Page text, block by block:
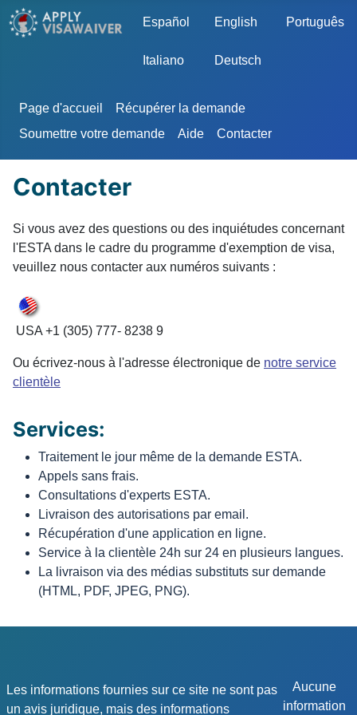
Sélectionnez votre langue
Español English Português
Italiano Deutsch
Page d'accueil
Récupérer la demande
Soumettre votre demande
Aide Contacter
Contacter
Si vous avez des questions ou des inquiétudes concernant
l'ESTA dans le cadre du programme d'exemption de visa,
veuillez nous contacter aux numéros suivants :
USA +1 (305) 777- 8238 9
Ou écrivez-nous à l'adresse électronique de notre service
clientèle
Services:
Traitement le jour même de la demande ESTA.
Appels sans frais.
Consultations d'experts ESTA.
Livraison des autorisations par email.
Récupération d'une application en ligne.
Service à la clientèle 24h sur 24 en plusieurs langues.
La livraison via des médias substituts sur demande
(HTML, PDF, JPEG, PNG).
Les informations fournies sur ce site ne sont pas
un avis juridique, mais des informations
Aucune
information